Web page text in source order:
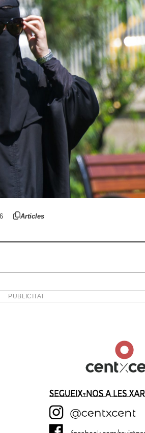
Articles
PUBLICITAT